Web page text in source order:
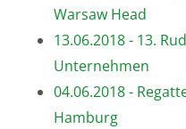
Warsaw Head
13.06.2018 - 13.
Unternehmen
04.06.2018 -
Hamburg